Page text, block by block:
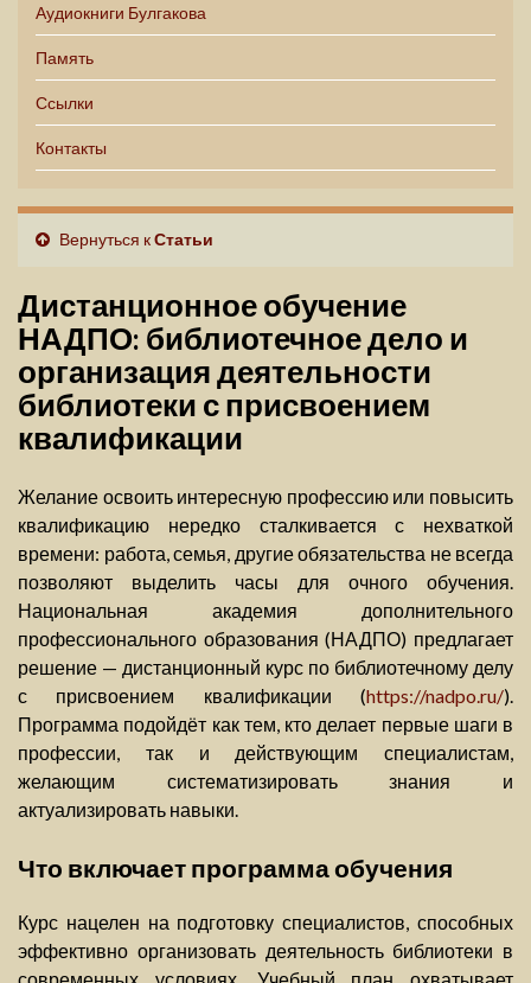
Аудиокниги Булгакова
Память
Ссылки
Контакты
Вернуться кСтатьи
Дистанционное обучение
НАДПО: библиотечное дело и
организация деятельности
библиотеки с присвоением
квалификации
Желание освоить интересную профессию или повысить
квалификацию нередко сталкивается с нехваткой
времени: работа, семья, другие обязательства не всегда
позволяют выделить часы для очного обучения.
Национальная академия дополнительного
профессионального образования (НАДПО) предлагает
решение — дистанционный курс по библиотечному делу
с присвоением квалификации (https://nadpo.ru/).
Программа подойдёт как тем, кто делает первые шаги в
профессии, так и действующим специалистам,
желающим систематизировать знания и
актуализировать навыки.
Что включает программа обучения
Курс нацелен на подготовку специалистов, способных
эффективно организовать деятельность библиотеки в